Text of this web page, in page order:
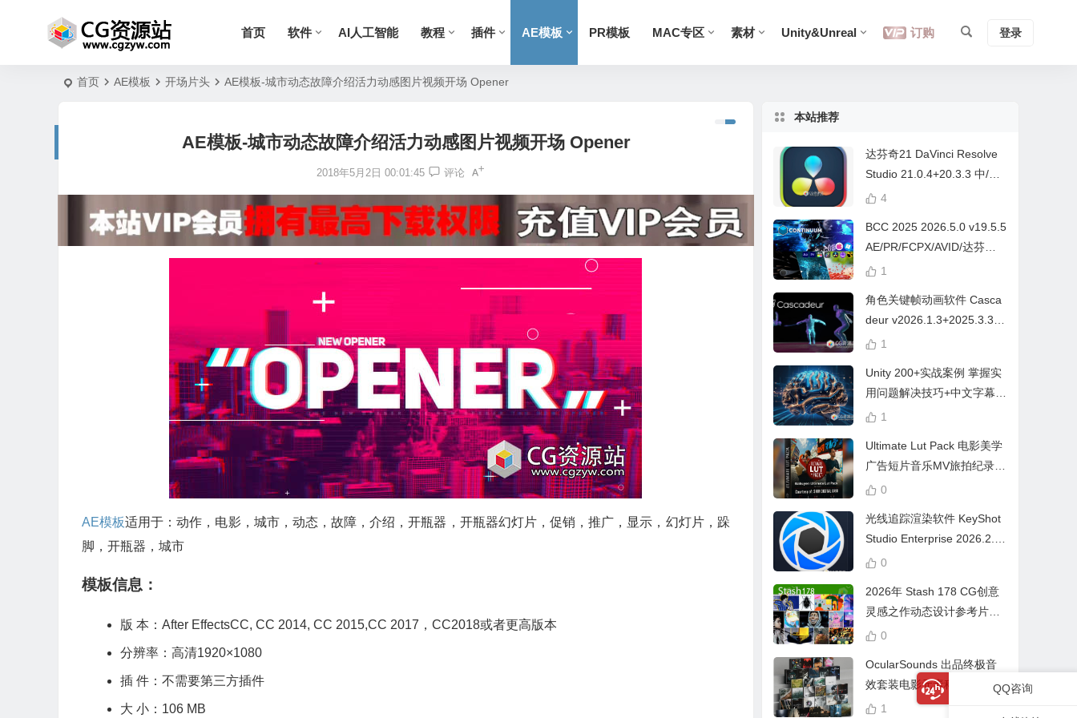
首页 软件 AI人工智能 教程 插件 AE模板 PR模板 MAC专区 素材 Unity&Unreal 订购 登录
首页 AE模板 开场片头 AE模板-城市动态故障介绍活力动感图片视频开场 Opener
AE模板-城市动态故障介绍活力动感图片视频开场 Opener
2018年5月2日 00:01:45 评论
AE模板适用于：动作，电影，城市，动态，故障，介绍，开瓶器，开瓶器幻灯片，促销，推广，显示，幻灯片，跺
脚，开瓶器，城市
模板信息：
版 本：After EffectsCC, CC 2014, CC 2015,CC 2017，CC2018或者更高版本
分辨率：高清1920×1080
插 件：不需要第三方插件
大 小：106 MB
本站推荐
达芬奇21 DaVinci Resolve
Studio 21.0.4+20.3.3 中/英
文 Win/Mac
4
BCC 2025 2026.5.0 v19.5.5
AE/PR/FCPX/AVID/达芬奇
视频特效插件Continuum Wi
1
角色关键帧动画软件 Casca
deur v2026.1.3+2025.3.3
Win/Mac+中文字幕教程
1
Unity 200+实战案例 掌握实
用问题解决技巧+中文字幕 L
earn Problem Solving
1
Ultimate Lut Pack 电影美学
广告短片音乐MV旅拍纪录片
视频调色预设
0
光线追踪渲染软件 KeyShot
Studio Enterprise 2026.2.1
Win中文版
0
2026年 Stash 178 CG创意
灵感之作动态设计参考片广
告视频动画短片合集
0
OcularSounds 出品终极音
效套装电影元素科幻氛围冲
击无人机音效素材包 Full Ac
1
QQ咨询